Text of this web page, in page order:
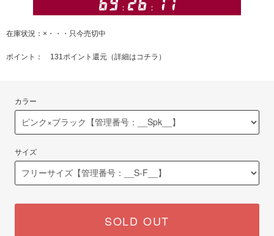
在庫状況：×・・・只今売切中
ポイント： 131ポイント還元（詳細はコチラ ）
カラー
サイズ
SOLD OUT